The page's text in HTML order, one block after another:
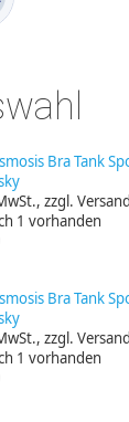
Bra Tank
zzgl.
1 vorhanden
Bra Tank
zzgl.
1 vorhanden